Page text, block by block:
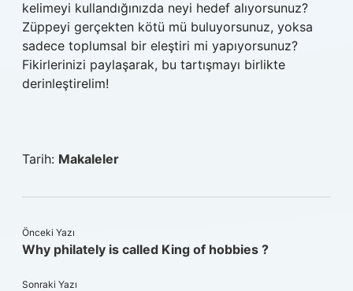
kelimeyi kullandığınızda neyi hedef alıyorsunuz?
Züppeyi gerçekten kötü mü buluyorsunuz, yoksa
sadece toplumsal bir eleştiri mi yapıyorsunuz?
Fikirlerinizi paylaşarak, bu tartışmayı birlikte
derinleştirelim!
Tarih: Makaleler
Önceki Yazı
Why philately is called King of hobbies ?
Sonraki Yazı